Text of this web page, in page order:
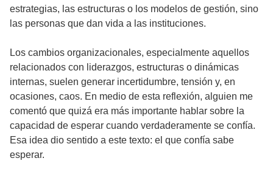
estrategias, las estructuras o los modelos de gestión, sino
las personas que dan vida a las instituciones.
Los cambios organizacionales, especialmente aquellos
relacionados con liderazgos, estructuras o dinámicas
internas, suelen generar incertidumbre, tensión y, en
ocasiones, caos. En medio de esta reflexión, alguien me
comentó que quizá era más importante hablar sobre la
capacidad de esperar cuando verdaderamente se confía.
Esa idea dio sentido a este texto: el que confía sabe
esperar.